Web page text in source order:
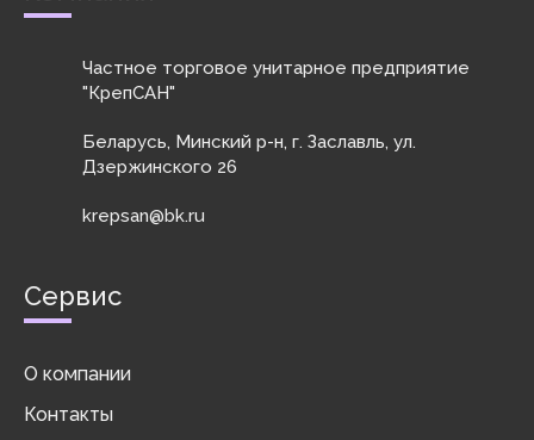
Частное торговое унитарное предприятие
"КрепСАН"
Беларусь, Минский р-н, г. Заславль, ул.
Дзержинского 26
krepsan@bk.ru
Сервис
О компании
Контакты